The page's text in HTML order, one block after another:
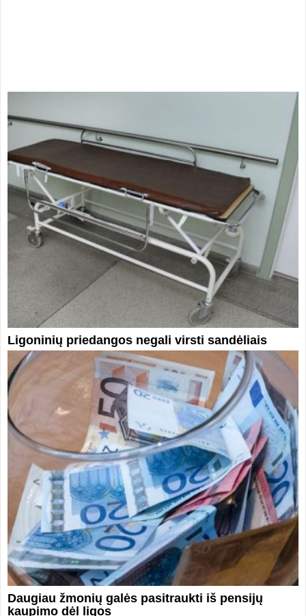
Ligoninių priedangos negali virsti sandėliais
Daugiau žmonių galės pasitraukti iš pensijų
kaupimo dėl ligos